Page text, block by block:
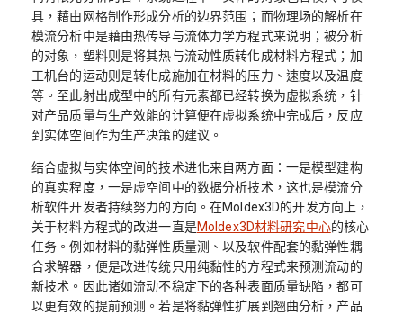
具，藉由网格制作形成分析的边界范围；而物理场的解析在
模流分析中是藉由热传导与流体力学方程式来说明；被分析
的对象，塑料则是将其热与流动性质转化成材料方程式；加
工机台的运动则是转化成施加在材料的压力、速度以及温度
等。至此射出成型中的所有元素都已经转换为虚拟系统，针
对产品质量与生产效能的计算便在虚拟系统中完成后，反应
到实体空间作为生产决策的建议。
结合虚拟与实体空间的技术进化来自两方面：一是模型建构
的真实程度，一是虚空间中的数据分析技术，这也是模流分
析软件开发者持续努力的方向。在Moldex3D的开发方向上，
关于材料方程式的改进一直是Moldex3D材料研究中心的核心
任务。例如材料的黏弹性质量测、以及软件配套的黏弹性耦
合求解器，便是改进传统只用纯黏性的方程式来预测流动的
新技术。因此诸如流动不稳定下的各种表面质量缺陷，都可
以更有效的提前预测。若是将黏弹性扩展到翘曲分析，产品